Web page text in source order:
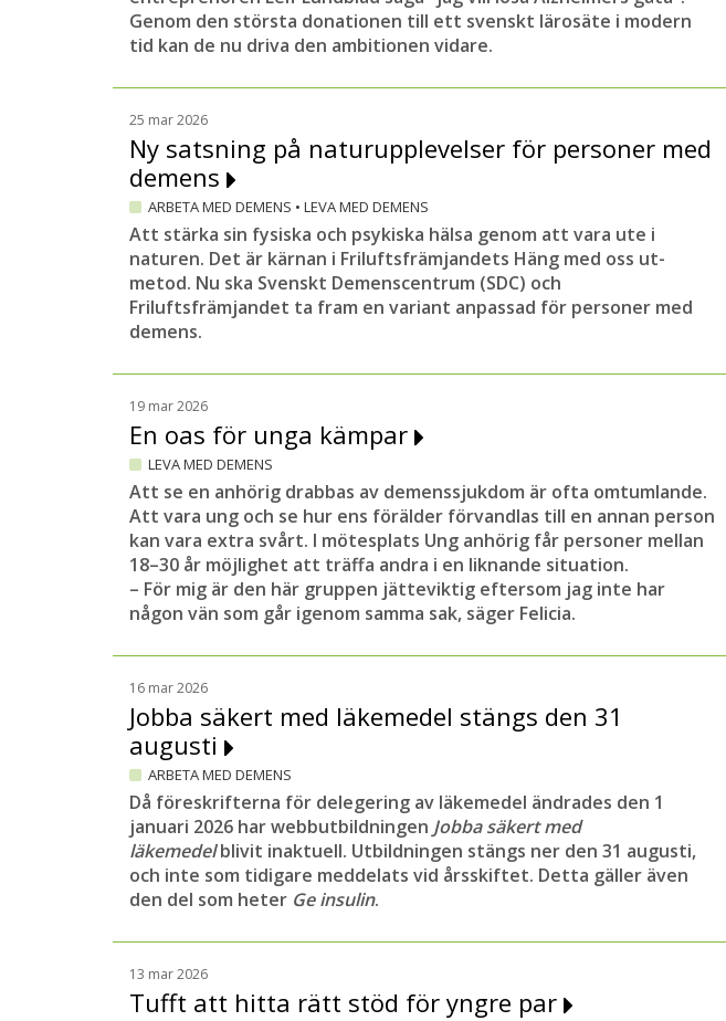
Genom den största donationen till ett svenskt lärosäte i modern
tid kan de nu driva den ambitionen vidare.
25 mar 2026
Ny satsning på naturupplevelser för personer med
demens
ARBETA MED DEMENS • LEVA MED DEMENS
Att stärka sin fysiska och psykiska hälsa genom att vara ute i
naturen. Det är kärnan i Friluftsfrämjandets Häng med oss ut-
metod. Nu ska Svenskt Demenscentrum (SDC) och
Friluftsfrämjandet ta fram en variant anpassad för personer med
demens.
19 mar 2026
En oas för unga kämpar
LEVA MED DEMENS
Att se en anhörig drabbas av demenssjukdom är ofta omtumlande.
Att vara ung och se hur ens förälder förvandlas till en annan person
kan vara extra svårt. I mötesplats Ung anhörig får personer mellan
18–30 år möjlighet att träffa andra i en liknande situation.
– För mig är den här gruppen jätteviktig eftersom jag inte har
någon vän som går igenom samma sak, säger Felicia.
16 mar 2026
Jobba säkert med läkemedel stängs den 31
augusti
ARBETA MED DEMENS
Då föreskrifterna för delegering av läkemedel ändrades den 1
januari 2026 har webbutbildningen Jobba säkert med
läkemedelblivit inaktuell. Utbildningen stängs ner den 31 augusti,
och inte som tidigare meddelats vid årsskiftet. Detta gäller även
den del som heter Ge insulin.
13 mar 2026
Tufft att hitta rätt stöd för yngre par